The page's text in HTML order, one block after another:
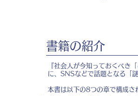
書籍の紹介
『社会人が今知っておくべき
に、SNSなどで話題となる「
本書は以下の8つの章で構成さ